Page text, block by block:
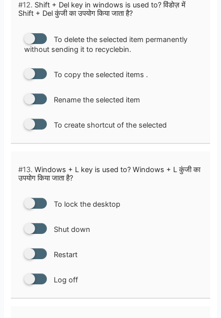
#12. Shift + Del key in windows is used to? विंडोज़ में
Shift + Del कुंजी का उपयोग किया जाता है?
To delete the selected item permanently
without sending it to recyclebin.
To copy the selected items .
Rename the selected item
To create shortcut of the selected
#13. Windows + L key is used to? Windows + L कुंजी का
उपयोग किया जाता है?
To lock the desktop
Shut down
Restart
Log off